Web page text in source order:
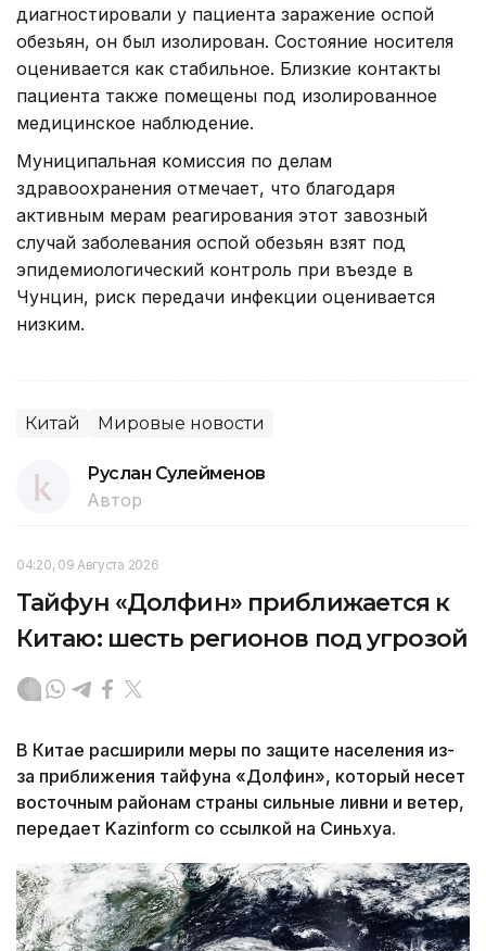
диагностировали у пациента заражение оспой
обезьян, он был изолирован. Состояние носителя
оценивается как стабильное. Близкие контакты
пациента также помещены под изолированное
медицинское наблюдение.
Муниципальная комиссия по делам
здравоохранения отмечает, что благодаря
активным мерам реагирования этот завозный
случай заболевания оспой обезьян взят под
эпидемиологический контроль при въезде в
Чунцин, риск передачи инфекции оценивается
низким.
Китай Мировые новости
Руслан Сулейменов
Автор
04:20, 09 Августа 2026
Тайфун «Долфин» приближается к
Китаю: шесть регионов под угрозой
В Китае расширили меры по защите населения из-
за приближения тайфуна «Долфин», который несет
восточным районам страны сильные ливни и ветер,
передает Kazinform со ссылкой на Синьхуа.